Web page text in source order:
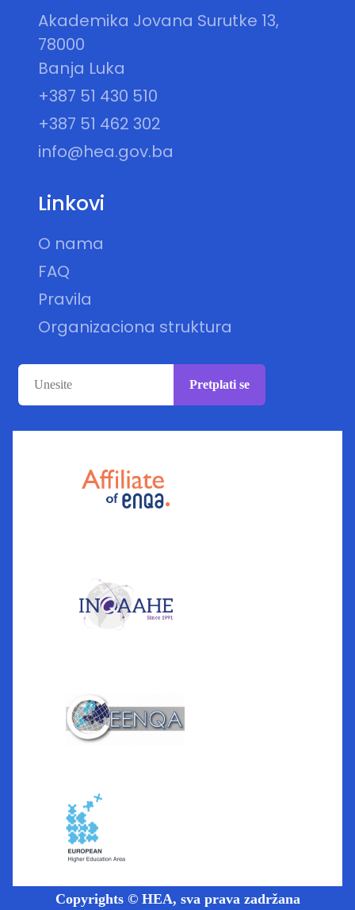
Akademika Jovana Surutke 13,
78000
Banja Luka
+387 51 430 510
+387 51 462 302
info@hea.gov.ba
Linkovi
O nama
FAQ
Pravila
Organizaciona struktura
Pretplati se
Copyrights © HEA, sva prava zadržana